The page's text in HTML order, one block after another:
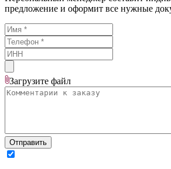
предложение и оформит все нужные
Загрузите файл
Отправить